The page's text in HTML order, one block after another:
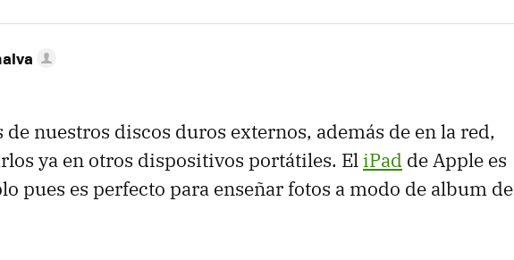
nuestros discos duros externos, además de en la red,
ya en otros dispositivos portátiles. El iPad de Apple es
pues es perfecto para enseñar fotos a modo de album de